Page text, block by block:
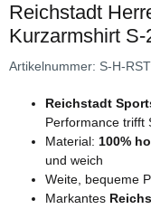
Reichstadt
Kurzarmshirt
Artikelnummer: S-H-
Reichstadt
Performance trifft
Material: 100%
und weich
Weite, bequeme
Markantes